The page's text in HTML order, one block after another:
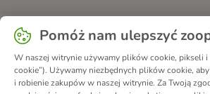
Pomóż nam ulepszyć
W naszej witrynie używamy plików cookie, pikseli
cookie”). Używamy niezbędnych plików cookie,
i robienie zakupów w naszej witrynie. Za Twoją